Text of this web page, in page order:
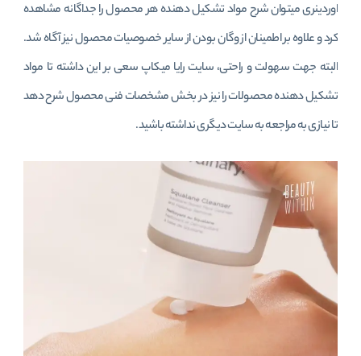
اوردینری میتوان شرح مواد تشکیل دهنده هر محصول را جداگانه مشاهده
کرد و علاوه بر اطمینان از وگان بودن از سایر خصوصیات محصول نیز آگاه شد.
البته جهت سهولت و راحتی، سایت رایا میکاپ سعی بر این داشته تا مواد
تشکیل دهنده محصولات را نیز در بخش مشخصات فنی محصول شرح دهد
تا نیازی به مراجعه به سایت دیگری نداشته باشید.